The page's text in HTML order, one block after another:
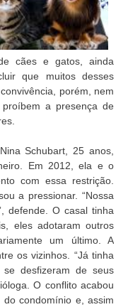
cães e gatos, ainda
que muitos desses
porém, nem
a presença de
Schubart, 25 anos,
Em 2012, ela e o
com essa restrição.
a pressionar. “Nossa
defende. O casal tinha
eles adotaram outros
um último. A
os vizinhos. “Já tinha
desfizeram de seus
O conflito acabou
condomínio e, assim